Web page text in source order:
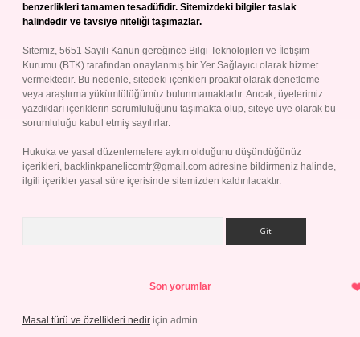
benzerlikleri tamamen tesadüfidir. Sitemizdeki bilgiler taslak
halindedir ve tavsiye niteliği taşımazlar.
Sitemiz, 5651 Sayılı Kanun gereğince Bilgi Teknolojileri ve İletişim
Kurumu (BTK) tarafından onaylanmış bir Yer Sağlayıcı olarak hizmet
vermektedir. Bu nedenle, sitedeki içerikleri proaktif olarak denetleme
veya araştırma yükümlülüğümüz bulunmamaktadır. Ancak, üyelerimiz
yazdıkları içeriklerin sorumluluğunu taşımakta olup, siteye üye olarak bu
sorumluluğu kabul etmiş sayılırlar.
Hukuka ve yasal düzenlemelere aykırı olduğunu düşündüğünüz
içerikleri, backlinkpanelicomtr@gmail.com adresine bildirmeniz halinde,
ilgili içerikler yasal süre içerisinde sitemizden kaldırılacaktır.
Son yorumlar
Masal türü ve özellikleri nedir için admin